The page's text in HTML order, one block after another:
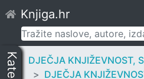
to
content
Knjiga.hr
Pretraži:
DJEČJA KNJIŽEVNOST,
DJEČJA